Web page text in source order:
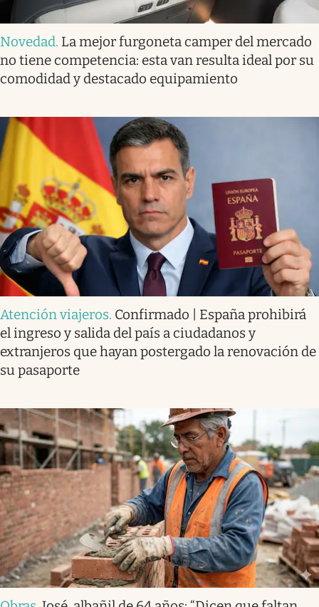
Novedad. La mejor furgoneta camper del mercado
no tiene competencia: esta van resulta ideal por su
comodidad y destacado equipamiento
Atención viajeros. Confirmado | España prohibirá
el ingreso y salida del país a ciudadanos y
extranjeros que hayan postergado la renovación de
su pasaporte